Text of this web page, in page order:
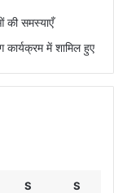
की समस्याएँ
कार्यक्रम में शामिल हुए
S S